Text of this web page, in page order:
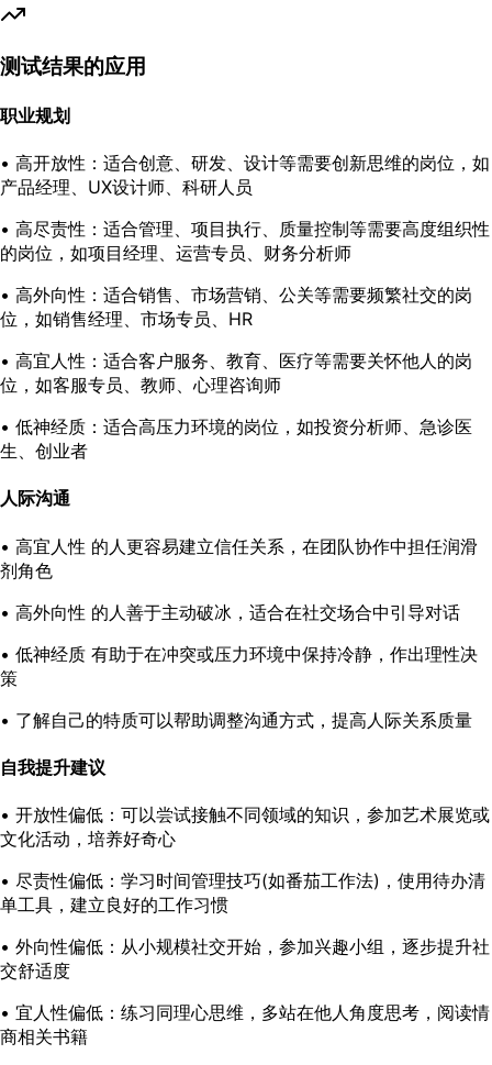
测试结果的应用
职业规划
• 高开放性 ：适合创意、研发、设计等需要创新思维的岗位，如
产品经理、UX设计师、科研人员
• 高尽责性 ：适合管理、项目执行、质量控制等需要高度组织性
的岗位，如项目经理、运营专员、财务分析师
• 高外向性 ：适合销售、市场营销、公关等需要频繁社交的岗
位，如销售经理、市场专员、HR
• 高宜人性 ：适合客户服务、教育、医疗等需要关怀他人的岗
位，如客服专员、教师、心理咨询师
• 低神经质 ：适合高压力环境的岗位，如投资分析师、急诊医
生、创业者
人际沟通
• 高宜人性 的人更容易建立信任关系，在团队协作中担任润滑
剂角色
• 高外向性 的人善于主动破冰，适合在社交场合中引导对话
• 低神经质 有助于在冲突或压力环境中保持冷静，作出理性决
策
• 了解自己的特质可以帮助调整沟通方式，提高人际关系质量
自我提升建议
• 开放性偏低 ：可以尝试接触不同领域的知识，参加艺术展览或
文化活动，培养好奇心
• 尽责性偏低 ：学习时间管理技巧(如番茄工作法)，使用待办清
单工具，建立良好的工作习惯
• 外向性偏低 ：从小规模社交开始，参加兴趣小组，逐步提升社
交舒适度
• 宜人性偏低 ：练习同理心思维，多站在他人角度思考，阅读情
商相关书籍